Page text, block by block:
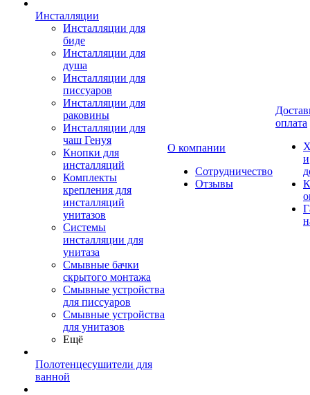
Инсталляции
Инсталляции для
биде
Инсталляции для
душа
Инсталляции для
писсуаров
Инсталляции для
раковины
Инсталляции для
чаш Генуя
Кнопки для
инсталляций
Комплекты
крепления для
инсталляций
унитазов
Системы
инсталляции для
унитаза
Смывные бачки
скрытого монтажа
Смывные устройства
для писсуаров
Смывные устройства
для унитазов
Ещё
Полотенцесушители для
ванной
О компании
Сотрудничество
Отзывы
оплата
и